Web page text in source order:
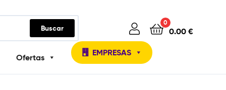
Buscar
0
0.00 €
Ofertas EMPRESAS